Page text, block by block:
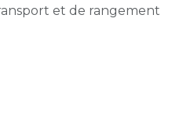
et de rangement